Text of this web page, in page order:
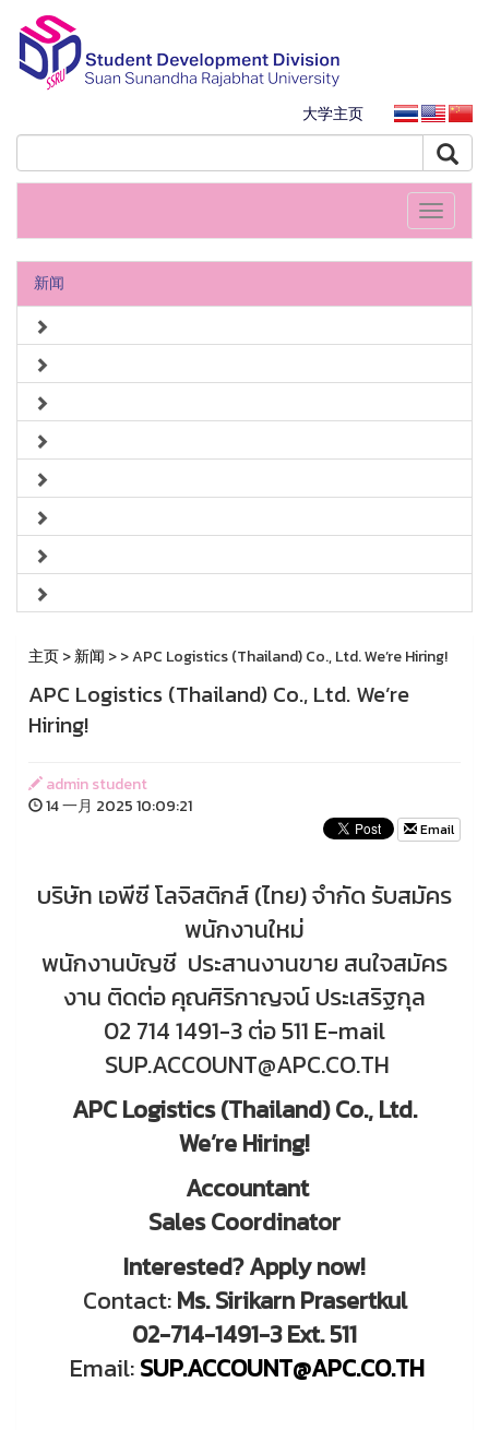
大学主页
Toggle
新闻
主页>新闻 >> APC Logistics (Thailand) Co., Ltd. We’re Hiring!
APC Logistics (Thailand) Co., Ltd. We’re
Hiring!
admin student
14 一月 2025 10:09:21
Email
บริษัท เอพีซี โลจิสติกส์ (ไทย) จำกัด รับสมัคร
พนักงานใหม่
พนักงานบัญชี ประสานงานขาย สนใจสมัคร
งาน ติดต่อ คุณศิริกาญจน์ ประเสริฐกุล
02 714 1491-3 ต่อ 511 E-mail
SUP.ACCOUNT@APC.CO.TH
APC Logistics (Thailand) Co., Ltd.
We’re Hiring!
Accountant
Sales Coordinator
Interested? Apply now!
Contact:Ms. Sirikarn Prasertkul
02-714-1491-3 Ext. 511
Email:SUP.ACCOUNT@APC.CO.TH